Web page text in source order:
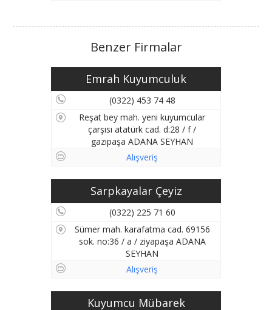
Benzer Firmalar
Emrah Kuyumculuk
(0322) 453 74 48
Reşat bey mah. yeni kuyumcular
çarşısı atatürk cad. d:28 / f /
gazipaşa ADANA SEYHAN
Alışveriş
Sarpkayalar Çeyiz
(0322) 225 71 60
Sümer mah. karafatma cad. 69156
sok. no:36 / a / ziyapaşa ADANA
SEYHAN
Alışveriş
Kuyumcu Mübarek